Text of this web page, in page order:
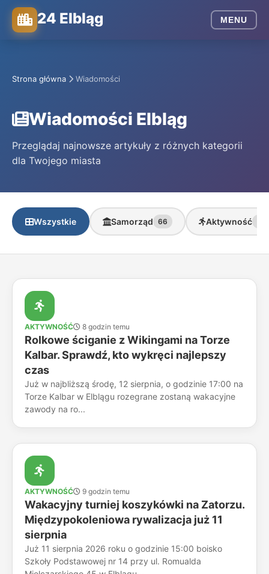
24 Elbląg MENU
Strona główna Wiadomości
Wiadomości Elbląg
Przeglądaj najnowsze artykuły z różnych kategorii
dla Twojego miasta
Wszystkie Samorząd 66 Aktywność
AKTYWNOŚĆ 8 godzin temu
Rolkowe ściganie z Wikingami na Torze
Kalbar. Sprawdź, kto wykręci najlepszy
czas
Już w najbliższą środę, 12 sierpnia, o godzinie 17:00 na
Torze Kalbar w Elblągu rozegrane zostaną wakacyjne
zawody na ro...
AKTYWNOŚĆ 9 godzin temu
Wakacyjny turniej koszykówki na Zatorzu.
Międzypokoleniowa rywalizacja już 11
sierpnia
Już 11 sierpnia 2026 roku o godzinie 15:00 boisko
Szkoły Podstawowej nr 14 przy ul. Romualda